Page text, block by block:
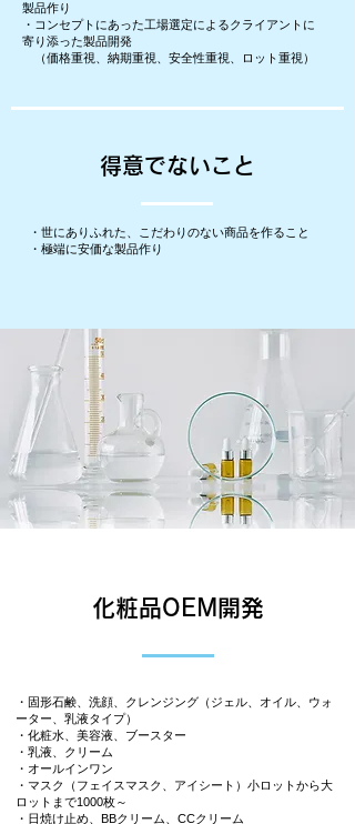
製品作り
・コンセプトにあった工場選定によるクライアントに
寄り添った製品開発
（価格重視、納期重視、安全性重視、ロット重視）
得意でないこと
・世にありふれた、こだわりのない商品を作ること
・極端に安価な製品作り
化粧品OEM開発
・固形石鹸、洗顔、クレンジング（ジェル、オイル、ウォ
ーター、乳液タイプ）
・化粧水、美容液、ブースター
・乳液、クリーム
・オールインワン
・マスク（フェイスマスク、アイシート）小ロットから大
ロットまで1000枚～
・日焼け止め、BBクリーム、CCクリーム